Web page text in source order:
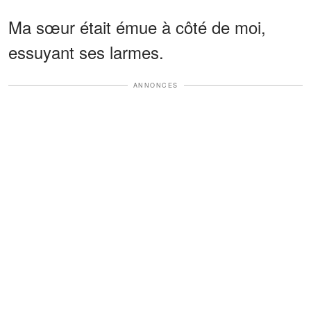
Ma sœur était émue à côté de moi,
essuyant ses larmes.
ANNONCES